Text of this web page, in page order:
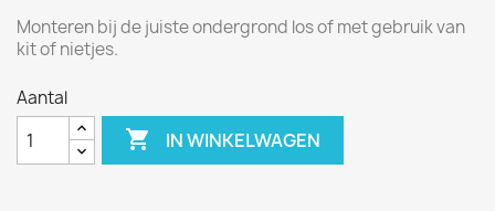
Monteren bij de juiste ondergrond los of met gebruik van
kit of nietjes.
Aantal
 IN WINKELWAGEN